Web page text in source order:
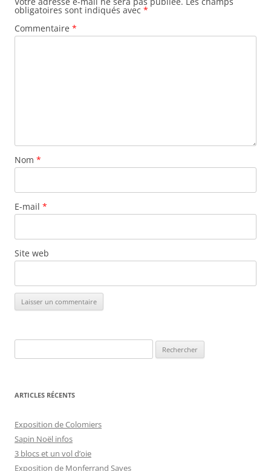
obligatoires sont indiqués avec *
Commentaire *
Nom *
E-mail *
Site web
ARTICLES RÉCENTS
Exposition de Colomiers
Sapin Noël infos
3 blocs et un vol d’oie
Exposition de Monferrand Saves